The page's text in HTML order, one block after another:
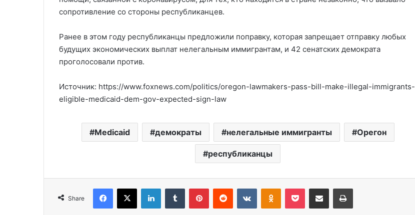
сопротивление со стороны республиканцев.
Ранее в этом году республиканцы предложили поправку, которая запрещает отправку любых
будущих экономических выплат нелегальным иммигрантам, и 42 сенатских демократа
проголосовали против.
Источник: https://www.foxnews.com/politics/oregon-lawmakers-pass-bill-make-illegal-immigrants-
eligible-medicaid-dem-gov-expected-sign-law
Medicaid демократы нелегальные иммигранты Орегон
республиканцы
Share
Америка имеет огромный избыток
сыра
Роль политических партий в